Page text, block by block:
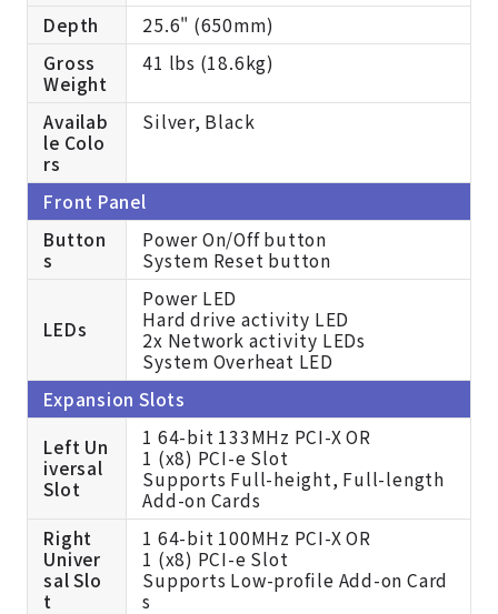
Depth
25.6" (650mm)
Gross
Weight
41 lbs (18.6kg)
Availab
le Colo
rs
Silver, Black
Front Panel
Button
s
Power On/Off button
System Reset button
LEDs
Power LED
Hard drive activity LED
2x Network activity LEDs
System Overheat LED
Expansion Slots
Left Un
iversal
Slot
1 64-bit 133MHz PCI-X OR
1 (x8) PCI-e Slot
Supports Full-height, Full-length
Add-on Cards
Right
Univer
sal Slo
t
1 64-bit 100MHz PCI-X OR
1 (x8) PCI-e Slot
Supports Low-profile Add-on Card
s